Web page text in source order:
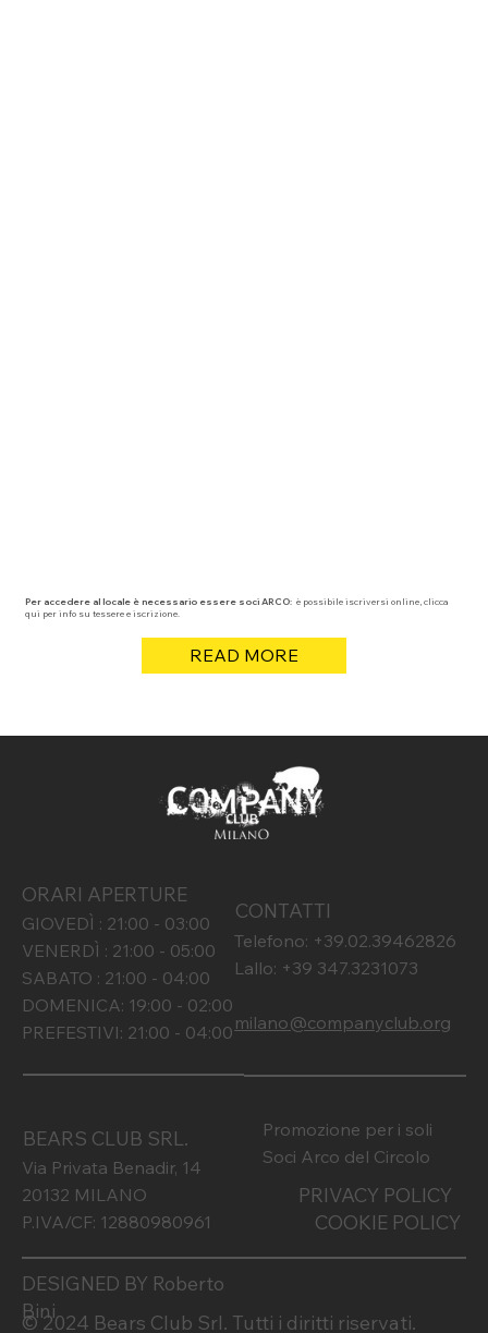
Per accedere al locale è necessario essere soci ARCO: è possibile iscriversi online, clicca
qui per info su tessere e iscrizione.
READ MORE
DESIGNED BY Roberto
Bini
© 2024 Bears Club Srl. Tutti i diritti riservati.
BEARS CLUB SRL.
Via Privata Benadir, 14
20132 MILANO
P.IVA/CF: 12880980961
ORARI APERTURE
GIOVEDÌ : 21:00 - 03:00
VENERDÌ : 21:00 - 05:00
SABATO : 21:00 - 04:00
DOMENICA: 19:00 - 02:00
PREFESTIVI: 21:00 - 04:00
CONTATTI
Telefono: +39.02.39462826
Lallo: +39 347.3231073
milano@companyclub.org
PRIVACY POLICY
COOKIE POLICY
Promozione per i soli
Soci Arco del Circolo